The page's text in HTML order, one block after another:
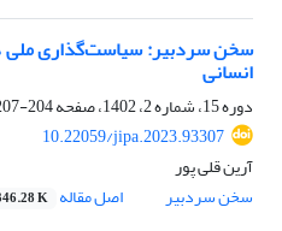
سخن سردبیر: سیاست‌‌گذاری ملی
انسانی
دوره 15، شماره 2، 1402، صفحه
204-207
10.22059/jipa.2023.93307
آرین قلی پور
سخن سردبیر
اصل مقاله K